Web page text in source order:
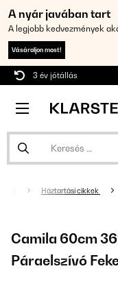
A nyár javában tart
A legjobb kedvezmények
Vásároljon most!
3 év jótállás
Háztartási cikkek
Camila 60cm
Páraelszívó